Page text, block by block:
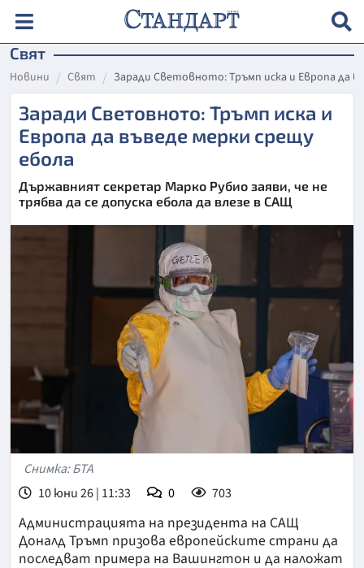
Свят
Новини Свят Заради Световното: Тръмп иска и Европа да
Заради Световното: Тръмп иска и
Европа да въведе мерки срещу
ебола
Държавният секретар Марко Рубио заяви, че не
трябва да се допуска ебола да влезе в САЩ
Снимка: БТА
10 юни 26 | 11:33
0 703
Администрацията на президента на САЩ
Доналд Тръмп призова европейските страни да
последват примера на Вашингтон и да наложат